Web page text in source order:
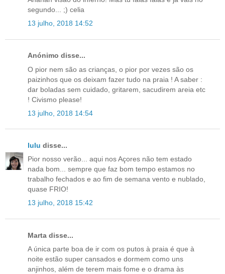
segundo... ;) celia
13 julho, 2018 14:52
Anónimo disse...
O pior nem são as crianças, o pior por vezes são os
paizinhos que os deixam fazer tudo na praia ! A saber :
dar boladas sem cuidado, gritarem, sacudirem areia etc
! Civismo please!
13 julho, 2018 14:54
lulu disse...
Pior nosso verão... aqui nos Açores não tem estado
nada bom... sempre que faz bom tempo estamos no
trabalho fechados e ao fim de semana vento e nublado,
quase FRIO!
13 julho, 2018 15:42
Marta disse...
A única parte boa de ir com os putos à praia é que à
noite estão super cansados e dormem como uns
anjinhos, além de terem mais fome e o drama às